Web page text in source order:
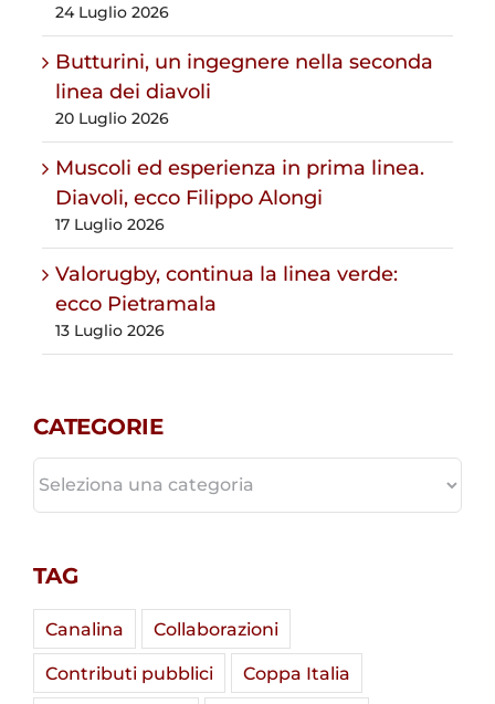
24 Luglio 2026
Butturini, un ingegnere nella seconda
linea dei diavoli
20 Luglio 2026
Muscoli ed esperienza in prima linea.
Diavoli, ecco Filippo Alongi
17 Luglio 2026
Valorugby, continua la linea verde:
ecco Pietramala
13 Luglio 2026
CATEGORIE
TAG
Canalina
Collaborazioni
Contributi pubblici
Coppa Italia